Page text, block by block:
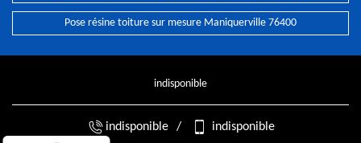
Pose résine toiture sur mesure Maniquerville 76400
indisponible
indisponible / indisponible